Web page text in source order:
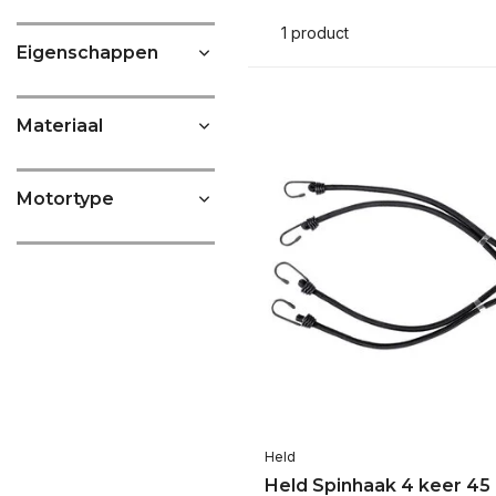
Eigenschappen
Materiaal
Motortype
1 product
Held
Held Spinhaak 4 keer 45